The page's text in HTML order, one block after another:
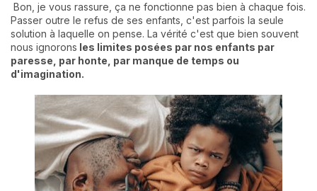
Bon, je vous rassure, ça ne fonctionne pas bien à chaque fois.
Passer outre le refus de ses enfants, c'est parfois la seule
solution à laquelle on pense. La vérité c'est que bien souvent
nous ignorons les limites posées par nos enfants par
paresse, par honte, par manque de temps ou
d'imagination.